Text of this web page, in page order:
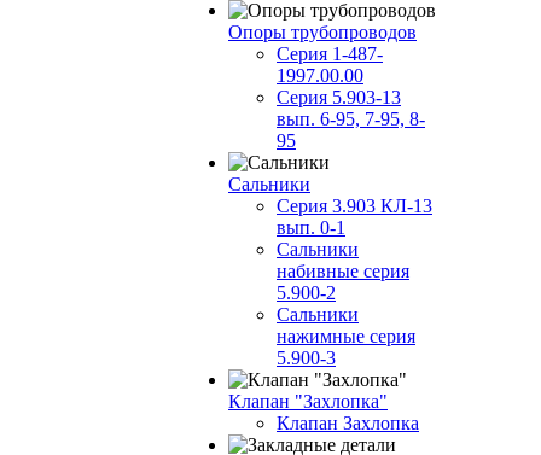
Опоры трубопроводов
Серия 1-487-
1997.00.00
Серия 5.903-13
вып. 6-95, 7-95, 8-
95
Сальники
Серия 3.903 КЛ-13
вып. 0-1
Сальники
набивные серия
5.900-2
Сальники
нажимные серия
5.900-3
Клапан "Захлопка"
Клапан Захлопка